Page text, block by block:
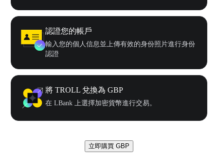
認證您的帳戶
輸入您的個人信息並上傳有效的身份照片進行身份
認證
將 TROLL 兌換為 GBP
在 LBank 上選擇加密貨幣進行交易。
立即購買 GBP